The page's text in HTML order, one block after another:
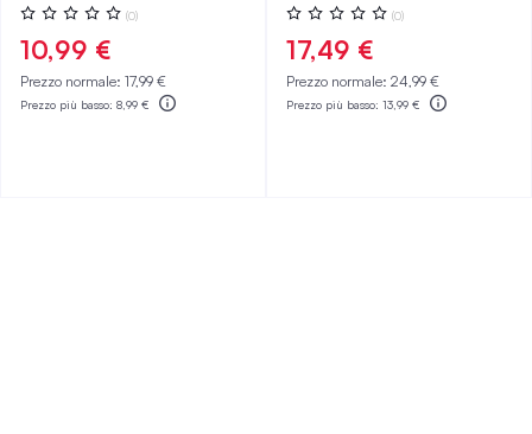
Valutazione:
0%
(0)
10,99 €
Prezzo normale: 17,99 €
Prezzo più basso: 8,99 €
Valutazione:
0%
(0)
17,49 €
Prezzo normale: 24,99 €
Prezzo più basso: 13,99 €